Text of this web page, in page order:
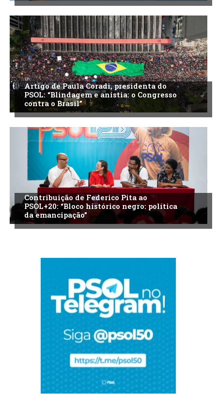
Artigo de Paula Coradi, presidenta do
PSOL: “Blindagem e anistia: o Congresso
contra o Brasil”
Contribuição de Federico Pita ao
PSOL+20: “Bloco histórico negro: política
da emancipação”